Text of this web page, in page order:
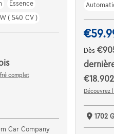
Essence
( 540 CV )
complet
Car Company
Dès
Découvrez
1702